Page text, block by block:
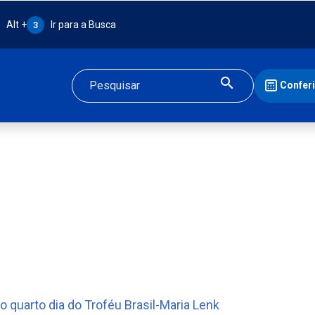
Atalho Alt + 3:
Alt + 3 Ir para a Busca
Buscar
quarto dia do Troféu Brasil-Maria Lenk